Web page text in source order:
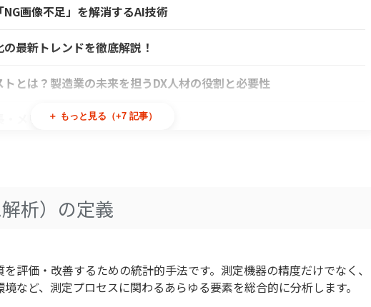
画像不足」を解消するAI技術
最新トレンドを徹底解説！
とは？製造業の未来を担うDX人材の役割と必要性
・メリットと利用例をご紹介
をはじめとした活用法と事例について
作業員の安全と健康の可視化で生産管理が変わる、活用法と成功事
＋ もっと見る（+7 記事）
析）の定義
評価・改善するための統計的手法です。測定機器の精度だけでなく、
など、測定プロセスに関わるあらゆる要素を総合的に分析します。